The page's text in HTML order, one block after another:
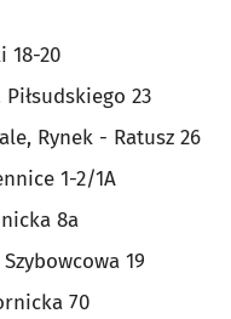
18-20
23
Rynek - Ratusz 26
1-2/1A
8a
19
70